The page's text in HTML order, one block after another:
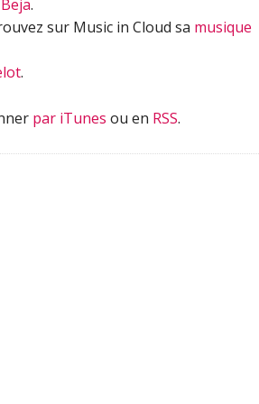
.
sur Music in Cloud sa musique
.
par iTunes ou en RSS.